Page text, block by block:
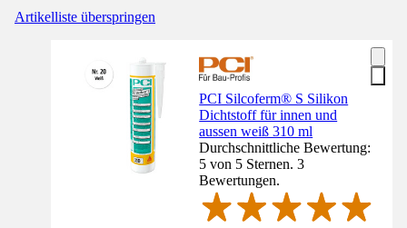
Artikelliste überspringen
PCI Silcoferm® S Silikon
Dichtstoff für innen und
aussen weiß 310 ml
Durchschnittliche Bewertung:
5 von 5 Sternen. 3
Bewertungen.